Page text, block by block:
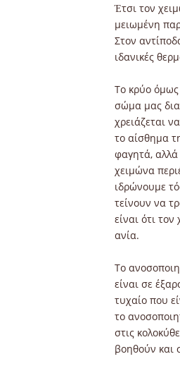
Έτσι τον
μειωμένη
Στον
ιδανικές
Το κρύο όμως
σώμα μας
χρειάζεται
το αίσθημα
φαγητά, αλλά
χειμώνα
ιδρώνουμε
τείνουν να
είναι ότι
ανία.
Το
είναι σε
τυχαίο που
το
στις
βοηθούν και